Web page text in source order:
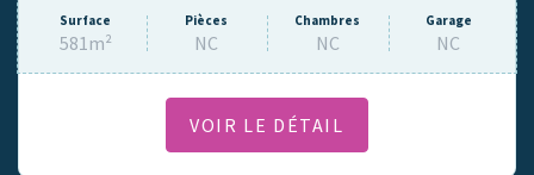
Surface
581m²
Pièces
NC
Chambres
NC
Garage
NC
VOIR LE DÉTAIL